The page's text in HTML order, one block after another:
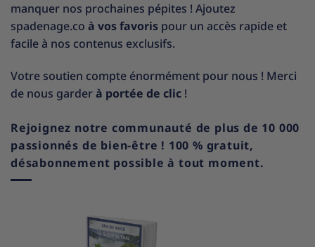
manquer nos prochaines pépites ! Ajoutez
spadenage.co à vos favoris pour un accès rapide et
facile à nos contenus exclusifs.
Votre soutien compte énormément pour nous ! Merci
de nous garderà portée de clic !
Rejoignez notre communauté de plus de 10 000
passionnés de bien-être ! 100 % gratuit,
désabonnement possible à tout moment.